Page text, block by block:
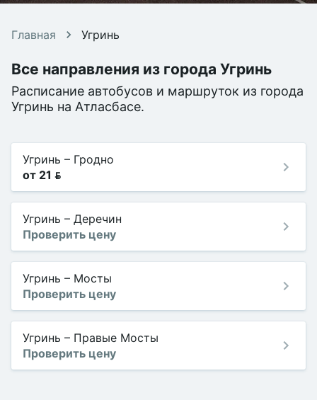
Главная Угринь
Все направления из города Угринь
Расписание автобусов и маршруток из города
Угринь на Атласбасе.
Угринь – Гродно
от 21 
Угринь – Деречин
Проверить цену
Угринь – Мосты
Проверить цену
Угринь – Правые Мосты
Проверить цену